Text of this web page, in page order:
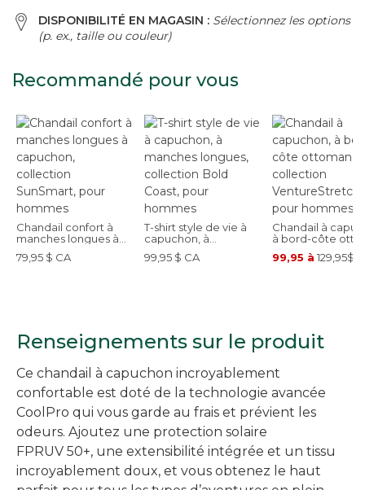
DISPONIBILITÉ EN MAGASIN : Sélectionnez les options
(p. ex., taille ou couleur)
Recommandé pour vous
Chandail confort à
manches longues à
capuchon, collection
SunSmart, pour
79,95 $ CA
T-shirt style de vie à
capuchon, à
manches longues,
collection Bold
99,95 $ CA
Chandail à
à bord-côte
VentureStretch,
99,95 à 129,95$
Renseignements sur le produit
Ce chandail à capuchon incroyablement
confortable est doté de la technologie avancée
CoolPro qui vous garde au frais et prévient les
odeurs. Ajoutez une protection solaire
FPRUV 50+, une extensibilité intégrée et un tissu
incroyablement doux, et vous obtenez le haut